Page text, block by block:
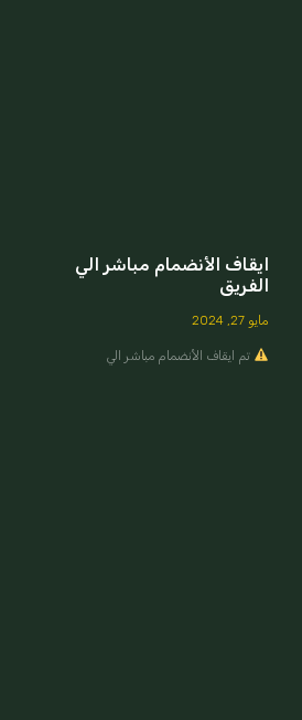
ايقاف الأنضمام مباشر الي
الفريق
مايو 27, 2024
تم ايقاف الأنضمام مباشر الي